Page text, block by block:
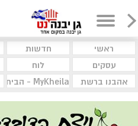
ראשי חדשות
עסקים
לוח
אהבנו ברשת
MyKheila - הבית לעסקים וקהילות